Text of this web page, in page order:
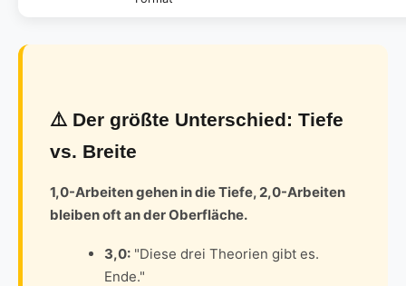
⚠️ Der größte Unterschied: Tiefe
vs. Breite
1,0-Arbeiten gehen in die Tiefe, 2,0-Arbeiten
bleiben oft an der Oberfläche.
3,0: "Diese drei Theorien gibt es.
Ende."